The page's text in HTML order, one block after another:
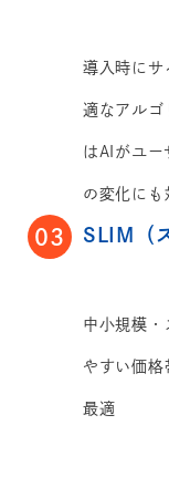
導入時にサ
適なアルゴ
はAIがユー
の変化にも
03 SLIM（
中小規模・
やすい価格
最適